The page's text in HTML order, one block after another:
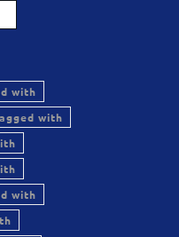
with
with
with